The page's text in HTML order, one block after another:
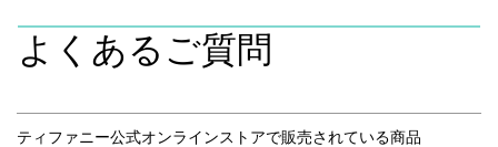
よくあるご質問
ティファニー公式オンラインストアで販売されている商品